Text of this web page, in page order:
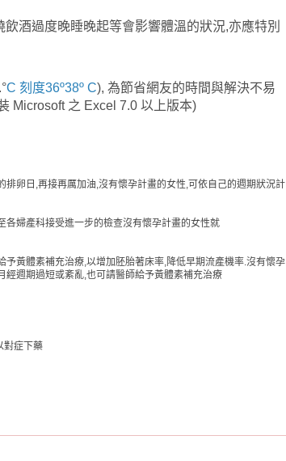
酒過度晚睡晚起等會影響體溫的狀況,亦應特別
°C 刻度36º38º C), 為節省網友的時間與解決不易
Microsoft 之 Excel 7.0 以上版本)
排卵日,再接再厲加油,沒有懷孕計畫的女性,可依自己的週期狀況計
各婦產科接受進一步的檢查沒有懷孕計畫的女性就
予黃體素補充治療,以增加胚胎著床率,降低早期流產機率.沒有懷孕
經週期過短或紊亂,也可請醫師給予黃體素補充治療
對症下藥